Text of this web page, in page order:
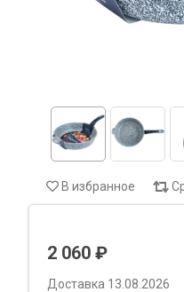
В избранное
2 060 ₽
Доставка 13.08.2026